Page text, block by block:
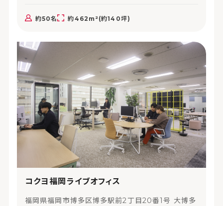
約50名 約462m²(約140坪)
コクヨ福岡ライブオフィス
福岡県福岡市博多区博多駅前2丁目20番1号 大博多